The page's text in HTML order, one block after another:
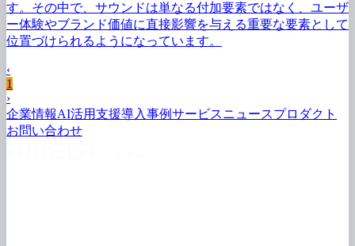
す。 その中で、 サウンドは単なる付加要素ではなく、 ユーザ
ー体験やブランド価値に直接影響を与える重要な要素と して
位置づけられるようになっています。
‹
1
›
企業情報AI活用支援導入事例サービスニュースプロダクト
お問い合わせ